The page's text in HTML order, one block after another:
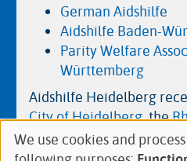
German Aidshilfe
Aidshilfe Baden-
Parity Welfare
Württemberg
Aidshilfe Heidelberg
City of Heidelberg, the
and theMinistry of
Integration of Baden-
Use
We use cookies and